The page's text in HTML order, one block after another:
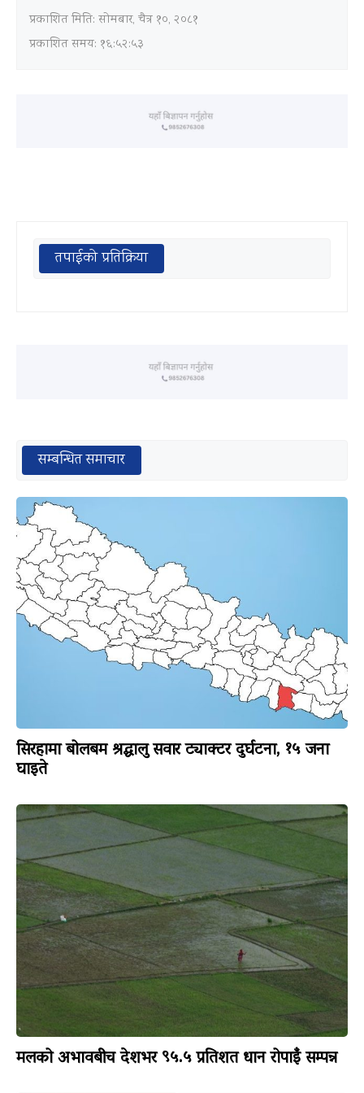
प्रकाशित मिति: सोमबार, चैत्र १०, २०८१
प्रकाशित समय: १६:५२:५३
तपाईको प्रतिक्रिया
सम्बन्धित समाचार
सिरहामा बोलबम श्रद्धालु सवार ट्याक्टर दुर्घटना, १५ जना
घाइते
मलको अभावबीच देशभर ९५.५ प्रतिशत धान रोपाइँ सम्पन्न